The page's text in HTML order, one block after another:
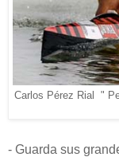
Carlos Pérez Rial "
- Guarda sus